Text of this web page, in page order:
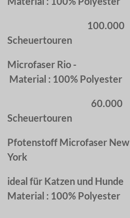
100.000
Scheuertouren
Microfaser Rio -
Material : 100% Polyester
60.000
Scheuertouren
Pfotenstoff Microfaser New
York
ideal für Katzen und Hunde
Material : 100% Polyester